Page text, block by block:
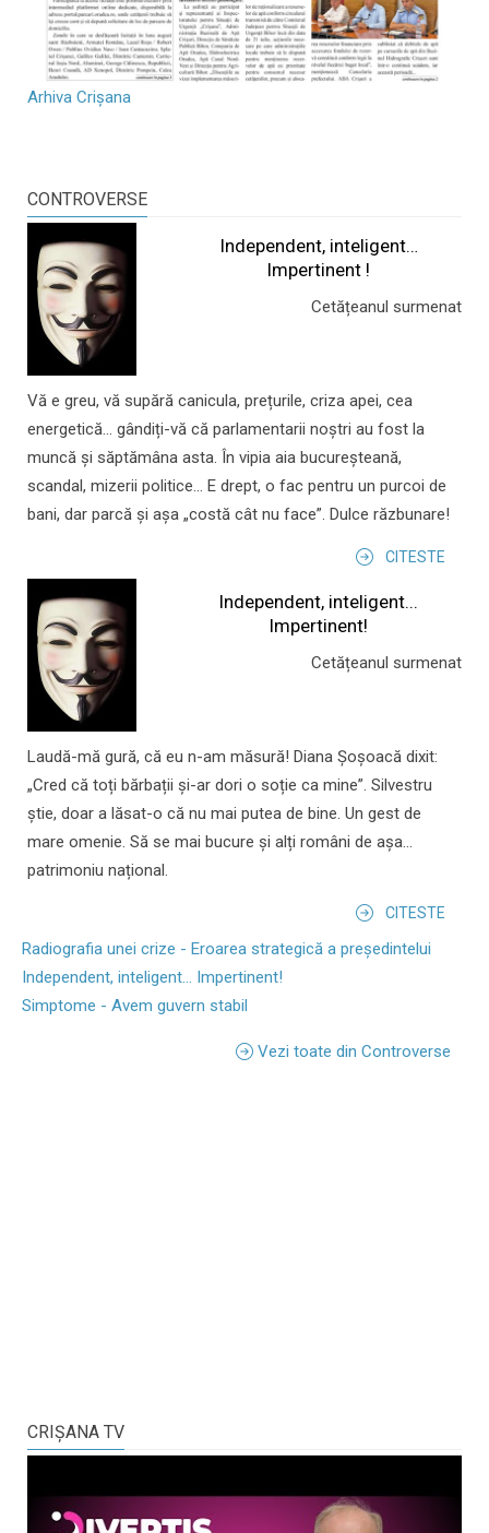
Arhiva Crișana
CONTROVERSE
Independent, inteligent…
Impertinent !
Cetățeanul surmenat
Vă e greu, vă supără canicula, prețurile, criza apei, cea
energetică... gândiți-vă că parlamentarii noștri au fost la
muncă și săptămâna asta. În vipia aia bucureșteană,
scandal, mizerii politice... E drept, o fac pentru un purcoi de
bani, dar parcă și așa „costă cât nu face”. Dulce răzbunare!
CITESTE
Independent, inteligent...
Impertinent!
Cetățeanul surmenat
Laudă-mă gură, că eu n-am măsură! Diana Șoșoacă dixit:
„Cred că toți bărbații și-ar dori o soție ca mine”. Silvestru
știe, doar a lăsat-o că nu mai putea de bine. Un gest de
mare omenie. Să se mai bucure și alți români de așa...
patrimoniu național.
CITESTE
Radiografia unei crize - Eroarea strategică a președintelui
Independent, inteligent... Impertinent!
Simptome - Avem guvern stabil
Vezi toate din Controverse
CRIŞANA TV